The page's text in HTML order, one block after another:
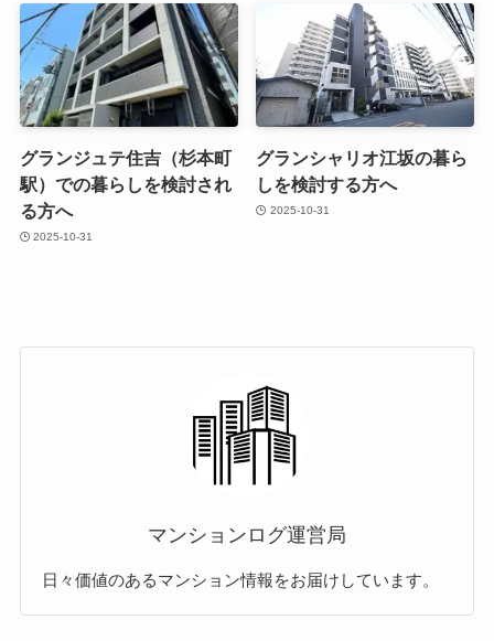
グランジュテ住吉（杉本町
駅）での暮らしを検討され
る方へ
2025-10-31
グランシャリオ江坂の暮ら
しを検討する方へ
2025-10-31
マンションログ運営局
日々価値のあるマンション情報をお届けしています。